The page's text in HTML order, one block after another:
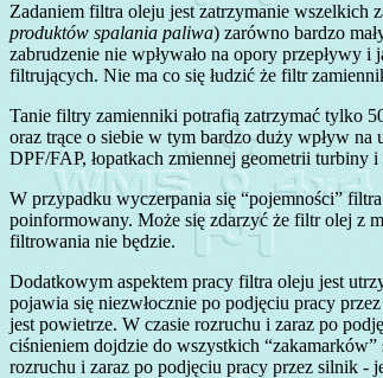
Zadaniem filtra oleju jest zatrzymanie wszelkich
produktów spalania paliwa) zarówno bardzo
zabrudzenie nie wpływało na opory przepływy
filtrujących. Nie ma co się łudzić że filtr
Tanie filtry zamienniki potrafią zatrzymać tylko
oraz trące o siebie w tym bardzo duży wpływ na
DPF/FAP, łopatkach zmiennej geometrii turbiny
W przypadku wyczerpania się “pojemności”
poinformowany. Może się zdarzyć że filtr olej z
filtrowania nie będzie.
Dodatkowym aspektem pracy filtra oleju jest
pojawia się niezwłocznie po podjęciu pracy
jest powietrze. W czasie rozruchu i zaraz po
ciśnieniem dojdzie do wszystkich
rozruchu i zaraz po podjęciu pracy przez silnik -